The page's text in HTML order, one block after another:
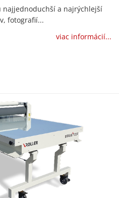
a najrýchlejší
fotografií...
viac informácií...